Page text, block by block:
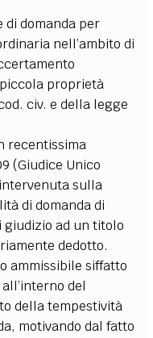
di domanda per
nell’ambito di
proprietà
civ. e della legge
recentissima
(Giudice Unico
sulla
di domanda di
giudizio ad un titolo
dedotto.
ammissibile siffatto
del
della tempestività
motivando dal fatto